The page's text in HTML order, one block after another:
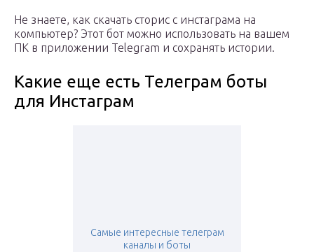
Не знаете, как скачать сторис с инстаграма на
компьютер? Этот бот можно использовать на вашем
ПК в приложении Telegram и сохранять истории.
Какие еще есть Телеграм боты
для Инстаграм
Самые интересные телеграм
каналы и боты